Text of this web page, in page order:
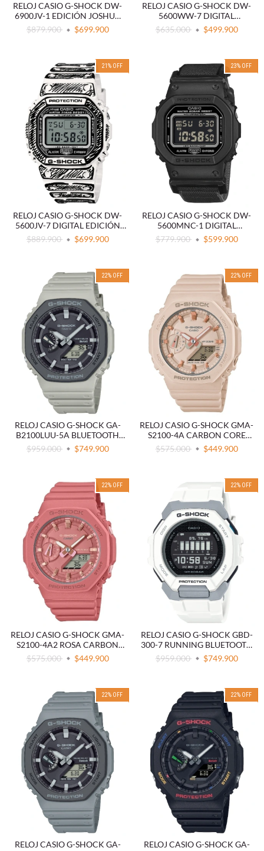
RELOJ CASIO G-SHOCK DW-
6900JV-1 EDICIÓN JOSHUA
VIDES
$879.900 $699.900
RELOJ CASIO G-SHOCK DW-
5600WW-7 DIGITAL
RESISTENTE BLANCO
$635.000 $499.900
21 % OFF
RELOJ CASIO G-SHOCK DW-
5600JV-7 DIGITAL EDICIÓN
JOSHUA VIDES
$889.900 $699.900
23% OFF
RELOJ CASIO G-SHOCK DW-
5600MNC-1 DIGITAL
RESISTENTE CORREA DE TELA
$779.900 $599.900
22% OFF
RELOJ CASIO G-SHOCK GA-
B2100LUU-5A BLUETOOTH
TOUGH SOLAR
$959.000 $749.900
22% OFF
RELOJ CASIO G-SHOCK GMA-
S2100-4A CARBON CORE
GUARD ROSA
$575.000 $449.900
22% OFF
RELOJ CASIO G-SHOCK GMA-
S2100-4A2 ROSA CARBON
CORE GUARD
$575.000 $449.900
22% OFF
RELOJ CASIO G-SHOCK GBD-
300-7 RUNNING BLUETOOTH
BLANCO
$959.000 $749.900
22% OFF
RELOJ CASIO G-SHOCK GA-
22% OFF
RELOJ CASIO G-SHOCK GA-